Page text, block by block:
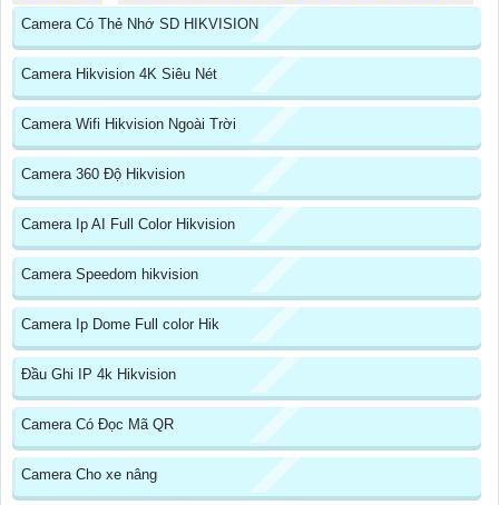
Camera Có Thẻ Nhớ SD HIKVISION
Camera Hikvision 4K Siêu Nét
Camera Wifi Hikvision Ngoài Trời
Camera 360 Độ Hikvision
Camera Ip AI Full Color Hikvision
Camera Speedom hikvision
Camera Ip Dome Full color Hik
Đầu Ghi IP 4k Hikvision
Camera Có Đọc Mã QR
Camera Cho xe nâng